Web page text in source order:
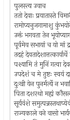
पुलस्त्य उवाच
ततो देवाः प्रयातास्ते
रामोप्यनुजगामाशु
उक्तं भगवता तेन
पूर्वमेव सभायां च यो मां
तदहं
पश्यामि तं मुनिं गत्वा
उपदेशं च मे तुष्टः स्वयं
दुःखी येन पुनर्मर्त्ये न
पिता दशरथो मह्यं
सूर्यवंशे
राज्यकाले वने वासो